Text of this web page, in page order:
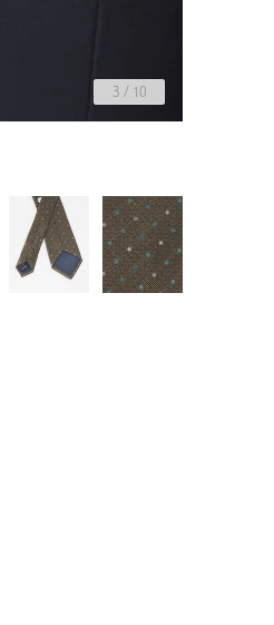
3 / 10